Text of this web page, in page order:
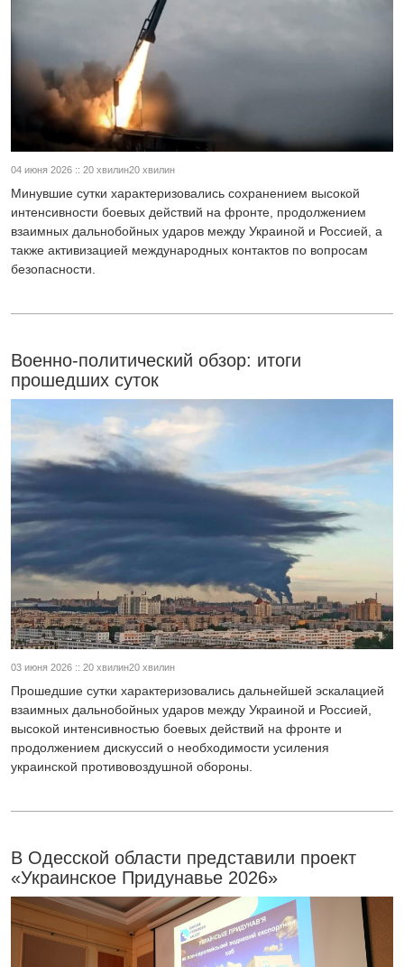
04 июня 2026 :: 20 хвилин20 хвилин
Минувшие сутки характеризовались сохранением высокой
интенсивности боевых действий на фронте, продолжением
взаимных дальнобойных ударов между Украиной и Россией, а
также активизацией международных контактов по вопросам
безопасности.
Военно-политический обзор: итоги
прошедших суток
03 июня 2026 :: 20 хвилин20 хвилин
Прошедшие сутки характеризовались дальнейшей эскалацией
взаимных дальнобойных ударов между Украиной и Россией,
высокой интенсивностью боевых действий на фронте и
продолжением дискуссий о необходимости усиления
украинской противовоздушной обороны.
В Одесской области представили проект
«Украинское Придунавье 2026»